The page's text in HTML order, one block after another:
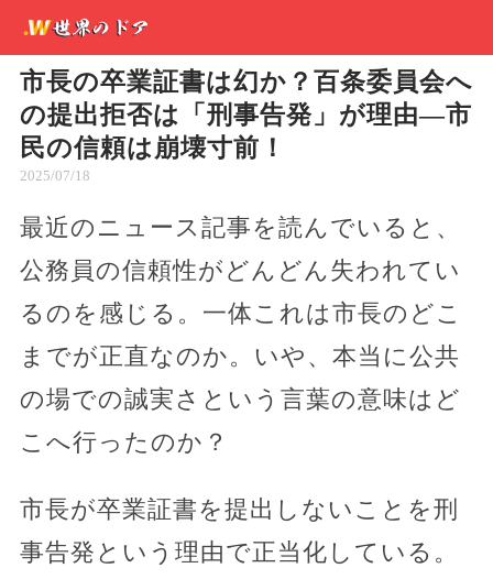
市長の卒業証書は幻か？百条委員会へ
の提出拒否は「刑事告発」が理由―市
民の信頼は崩壊寸前！
2025/07/18
最近のニュース記事を読んでいると、
公務員の信頼性がどんどん失われてい
るのを感じる。一体これは市長のどこ
までが正直なのか。いや、本当に公共
の場での誠実さという言葉の意味はど
こへ行ったのか？
市長が卒業証書を提出しないことを刑
事告発という理由で正当化している。